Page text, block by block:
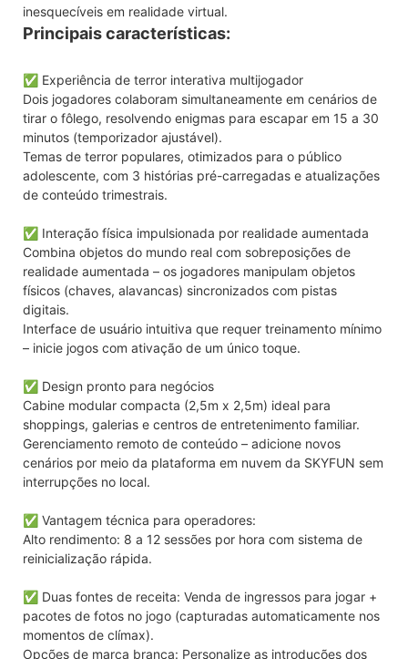
inesquecíveis em realidade virtual.
Principais características:
✅ Experiência de terror interativa multijogador
Dois jogadores colaboram simultaneamente em cenários de
tirar o fôlego, resolvendo enigmas para escapar em 15 a 30
minutos (temporizador ajustável).
Temas de terror populares, otimizados para o público
adolescente, com 3 histórias pré-carregadas e atualizações
de conteúdo trimestrais.
✅ Interação física impulsionada por realidade aumentada
Combina objetos do mundo real com sobreposições de
realidade aumentada – os jogadores manipulam objetos
físicos (chaves, alavancas) sincronizados com pistas
digitais.
Interface de usuário intuitiva que requer treinamento mínimo
– inicie jogos com ativação de um único toque.
✅ Design pronto para negócios
Cabine modular compacta (2,5m x 2,5m) ideal para
shoppings, galerias e centros de entretenimento familiar.
Gerenciamento remoto de conteúdo – adicione novos
cenários por meio da plataforma em nuvem da SKYFUN sem
interrupções no local.
✅ Vantagem técnica para operadores:
Alto rendimento: 8 a 12 sessões por hora com sistema de
reinicialização rápida.
✅ Duas fontes de receita: Venda de ingressos para jogar +
pacotes de fotos no jogo (capturadas automaticamente nos
momentos de clímax).
Opções de marca branca: Personalize as introduções dos